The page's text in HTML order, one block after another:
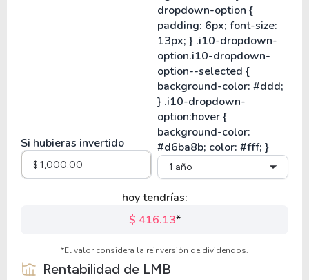
Si hubieras invertido
1 año
hoy tendrías:
$ 416.13*
*El valor considera la reinversión de dividendos.
Rentabilidad de LMB